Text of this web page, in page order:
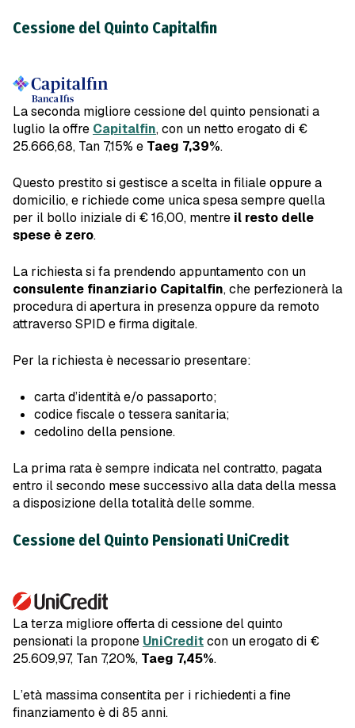
Cessione del Quinto Capitalfin
La seconda migliore cessione del quinto pensionati a
luglio la offre Capitalfin, con un netto erogato di €
25.666,68, Tan 7,15% e Taeg 7,39%.
Questo prestito si gestisce a scelta in filiale oppure a
domicilio, e richiede come unica spesa sempre quella
per il bollo iniziale di € 16,00, mentre il resto delle
spese è zero.
La richiesta si fa prendendo appuntamento con un
consulente finanziario Capitalfin, che perfezionerà la
procedura di apertura in presenza oppure da remoto
attraverso SPID e firma digitale.
Per la richiesta è necessario presentare:
carta d’identità e/o passaporto;
codice fiscale o tessera sanitaria;
cedolino della pensione.
La prima rata è sempre indicata nel contratto, pagata
entro il secondo mese successivo alla data della messa
a disposizione della totalità delle somme.
Cessione del Quinto Pensionati UniCredit
La terza migliore offerta di cessione del quinto
pensionati la propone UniCreditcon un erogato di €
25.609,97, Tan 7,20%, Taeg 7,45%.
L’età massima consentita per i richiedenti a fine
finanziamento è di 85 anni.